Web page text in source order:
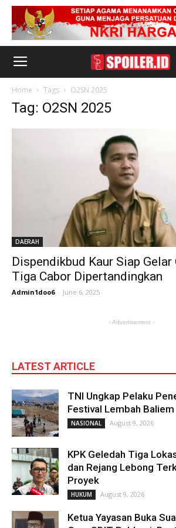
Home Tags O2SN 2025
Tag: O2SN 2025
DAERAH
Dispendikbud Kaur Siap Gelar
Tiga Cabor Dipertandingkan
Admin1doo6 - June 6, 2025
- Advertisement -
LATEST ARTICLE
TNI Ungkap Pelaku
Festival Lembah Baliem
NASIONAL August 9, 2026
KPK Geledah Tiga
dan Rejang Lebong
Proyek
HUKUM August 9, 2026
Ketua Yayasan Buka